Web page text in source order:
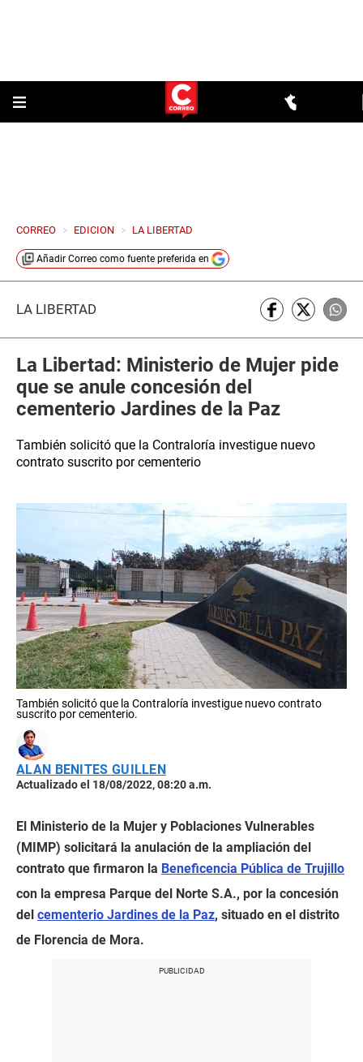
CORREO > EDICION > LA LIBERTAD
Añadir Correo como fuente preferida en
LA LIBERTAD
La Libertad: Ministerio de Mujer pide
que se anule concesión del
cementerio Jardines de la Paz
También solicitó que la Contraloría investigue nuevo
contrato suscrito por cementerio
También solicitó que la Contraloría investigue nuevo contrato
suscrito por cementerio.
ALAN BENITES GUILLEN
Actualizado el 18/08/2022, 08:20 a.m.
El Ministerio de la Mujer y Poblaciones Vulnerables
(MIMP) solicitará la anulación de la ampliación del
contrato que firmaron la Beneficencia Pública de Trujillo
con la empresa Parque del Norte S.A., por la concesión
del cementerio Jardines de la Paz, situado en el distrito
de Florencia de Mora.